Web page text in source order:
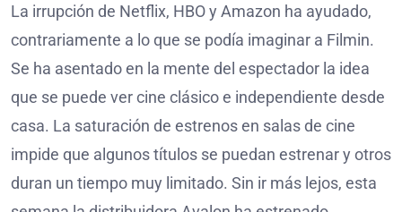
La irrupción de Netflix, HBO y Amazon ha ayudado,
contrariamente a lo que se podía imaginar a Filmin.
Se ha asentado en la mente del espectador la idea
que se puede ver cine clásico e independiente desde
casa. La saturación de estrenos en salas de cine
impide que algunos títulos se puedan estrenar y otros
duran un tiempo muy limitado. Sin ir más lejos, esta